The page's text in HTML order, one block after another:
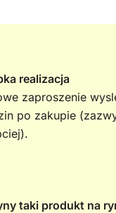
realizacja
zaproszenie
po zakupie
taki produkt na